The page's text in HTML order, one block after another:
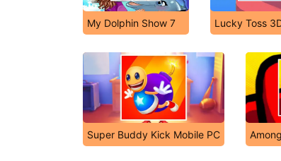
My Dolphin Show 7 Lucky Toss
Super Buddy Kick Mobile PC